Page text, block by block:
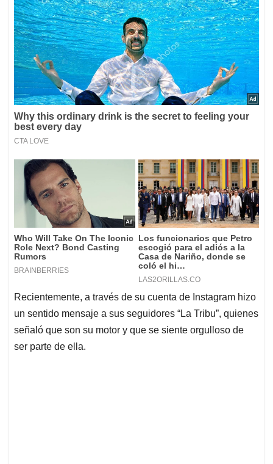
Recientemente, a través de su cuenta de Instagram hizo
un sentido mensaje a sus seguidores “La Tribu”, quienes
señaló que son su motor y que se siente orgulloso de
ser parte de ella.